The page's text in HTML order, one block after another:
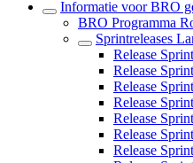
Informatie voor BRO
BRO Programma
Sprintreleases
Release
Release
Release
Release
Release
Release
Release